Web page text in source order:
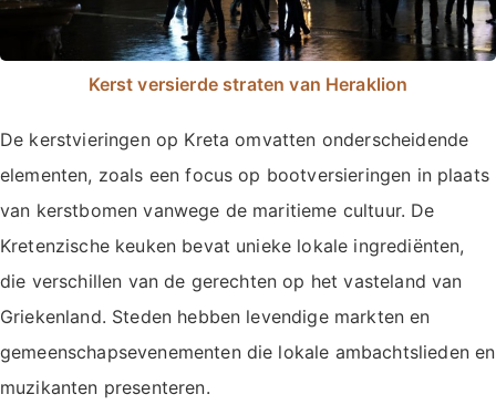
Kerst versierde straten van Heraklion
De kerstvieringen op Kreta omvatten onderscheidende
elementen, zoals een focus op bootversieringen in plaats
van kerstbomen vanwege de maritieme cultuur. De
Kretenzische keuken bevat unieke lokale ingrediënten,
die verschillen van de gerechten op het vasteland van
Griekenland. Steden hebben levendige markten en
gemeenschapsevenementen die lokale ambachtslieden en
muzikanten presenteren.